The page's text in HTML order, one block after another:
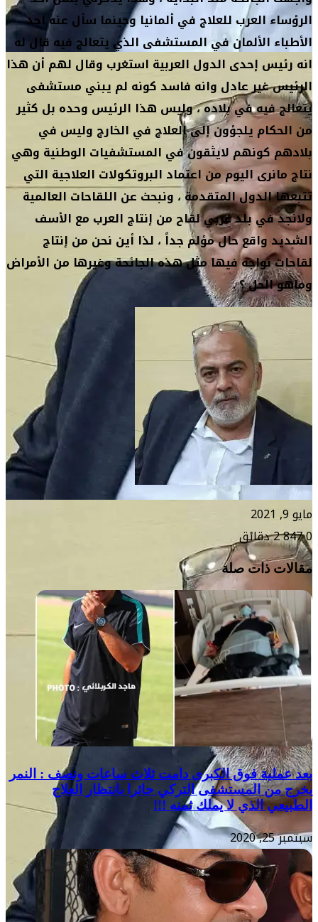
الرؤساء العرب للعلاج في ألمانيا وحينما سأل عنه احد
الأطباء الألمان في المستشفى الذي يتعالج فيه قال له
انه رئيس إحدى الدول العربية استغرب وقال لهم أن هذا
الرئيس غير عادل وانه فاسد كونه لم يبني مستشفى
يتعالج فيه في بلاده ، وليس هذا الرئيس وحده بل كثير
من الحكام يلجؤون إلى العلاج في الخارج وليس في
بلادهم كونهم لايثقون في المستشفيات الوطنية وهي
نتاج مانرى اليوم من اعتماد البروتكولات العلاجية التي
تتبعها الدول المتقدمة ، ونبحث عن اللقاحات العالمية
ولانجد في بلد عربي لقاح من إنتاج العرب مع الأسف
الشديد واقع حال مؤلم جداً ، لذا أين نحن من إنتاج
لقاحات نواجه فيها مثل هذه الجائحة وغيرها من الأمراض
وماهو الحل ؟ .
مايو 9, 2021
0
847 2 دقائق
مقالات ذات صلة
بعد عملية فوق الكبرى دامت ثلاث ساعات ونصف : النمر
يخرج من المستشفى التركي حائرا بانتظار العلاج
الطبيعي الذي لا يملك ثمنه !!!
سبتمبر 25, 2020